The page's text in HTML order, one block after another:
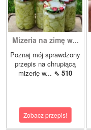
Mizeria na zimę w...
Poznaj mój sprawdzony
przepis na chrupiącą
mizerię w... ⇖ 510
Zobacz przepis!